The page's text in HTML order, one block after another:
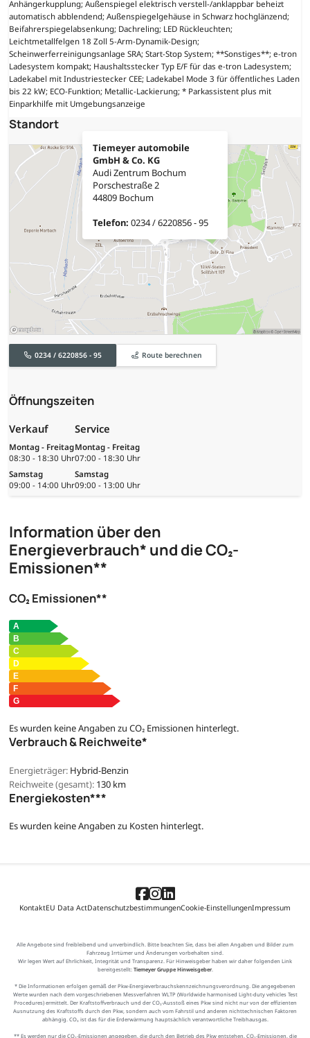
Anhängerkupplung; Außenspiegel elektrisch verstell-/anklappbar beheizt
automatisch abblendend; Außenspiegelgehäuse in Schwarz hochglänzend;
Beifahrerspiegelabsenkung; Dachreling; LED Rückleuchten;
Leichtmetallfelgen 18 Zoll 5-Arm-Dynamik-Design;
Scheinwerferreinigungsanlage SRA; Start-Stop System; **Sonstiges**; e-tron
Ladesystem kompakt; Haushaltsstecker Typ E/F für das e-tron Ladesystem;
Ladekabel mit Industriestecker CEE; Ladekabel Mode 3 für öffentliches Laden
bis 22 kW; ECO-Funktion; Metallic-Lackierung; * Parkassistent plus mit
Einparkhilfe mit Umgebungsanzeige
Standort
Tiemeyer automobile
GmbH & Co. KG
Audi Zentrum Bochum
Porschestraße 2
44809 Bochum
Telefon: 0234 / 6220856 - 95
0234 / 6220856 - 95 Route berechnen
Öffnungszeiten
Verkauf
Montag - Freitag
08:30 - 18:30 Uhr
Samstag
09:00 - 14:00 Uhr
Service
Montag - Freitag
07:00 - 18:30 Uhr
Samstag
09:00 - 13:00 Uhr
Information über den
Energieverbrauch* und die CO₂-
Emissionen**
CO₂ Emissionen**
Es wurden keine Angaben zu CO₂ Emissionen hinterlegt.
Verbrauch & Reichweite*
Energieträger: Hybrid-Benzin
Reichweite (gesamt): 130 km
Energiekosten***
Es wurden keine Angaben zu Kosten hinterlegt.
KontaktEU Data ActDatenschutzbestimmungenCookie-EinstellungenImpressum
Alle Angebote sind freibleibend und unverbindlich. Bitte beachten Sie, dass bei allen Angaben und Bilder zum
Fahrzeug Irrtümer und Änderungen vorbehalten sind.
Wir legen Wert auf Ehrlichkeit, Integrität und Transparenz. Für Hinweisgeber haben wir daher folgenden Link
bereitgestellt: Tiemeyer Gruppe Hinweisgeber.
* Die Informationen erfolgen gemäß der Pkw-Energieverbrauchskennzeichnungsverordnung. Die angegebenen
Werte wurden nach dem vorgeschriebenen Messverfahren WLTP (Worldwide harmonised Light-duty vehicles Test
Procedures) ermittelt. Der Kraftstoffverbrauch und der CO₂-Ausstoß eines Pkw sind nicht nur von der effizienten
Ausnutzung des Kraftstoffs durch den Pkw, sondern auch vom Fahrstil und anderen nichttechnischen Faktoren
abhängig. CO₂ ist das für die Erderwärmung hauptsächlich verantwortliche Treibhausgas.
** Es werden nur die CO₂-Emissionen angegeben, die durch den Betrieb des Pkw entstehen. CO₂-Emissionen, die